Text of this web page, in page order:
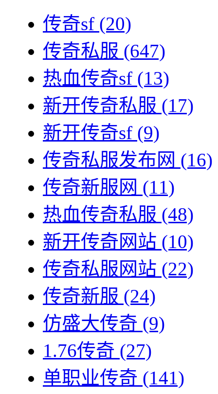
传奇sf (20)
传奇私服 (647)
热血传奇sf (13)
新开传奇私服 (17)
新开传奇sf (9)
传奇私服发布网 (16)
传奇新服网 (11)
热血传奇私服 (48)
新开传奇网站 (10)
传奇私服网站 (22)
传奇新服 (24)
仿盛大传奇 (9)
1.76传奇 (27)
单职业传奇 (141)